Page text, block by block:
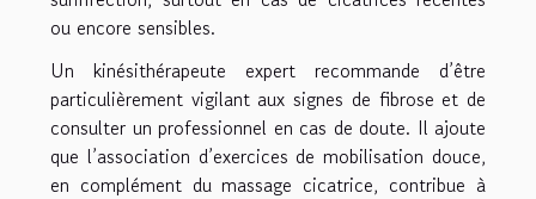
ou encore sensibles.
Un kinésithérapeute expert recommande d’être
particulièrement vigilant aux signes de fibrose et de
consulter un professionnel en cas de doute. Il ajoute
que l’association d’exercices de mobilisation douce,
en complément du massage cicatrice, contribue à